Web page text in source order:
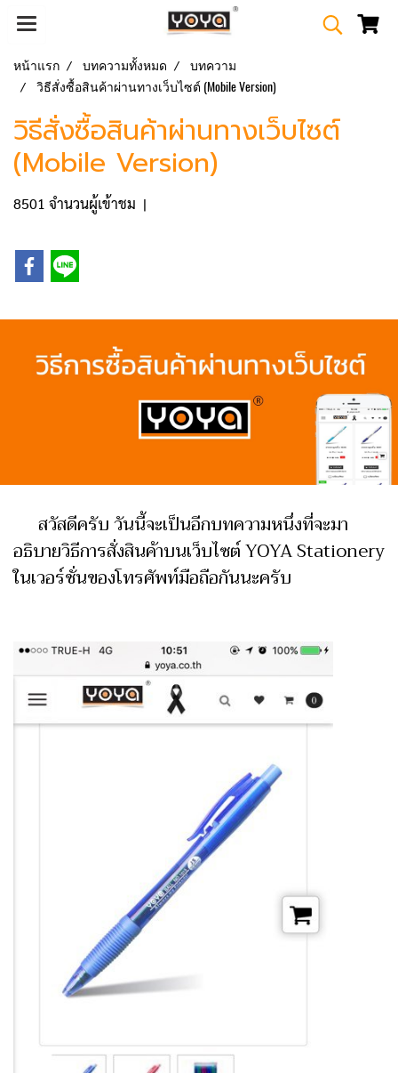
หน้าแรก บทความทั้งหมด
บทความ
วิธีสั่งซื้อสินค้าผ่านทางเว็บไซต์ (Mobile Version)
วิธีสั่งซื้อสินค้าผ่านทางเว็บไซต์
(Mobile Version)
8501 จำนวนผู้เข้าชม |
สวัสดีครับ วันนี้จะเป็นอีกบทความหนึ่งที่จะมา
อธิบายวิธีการสั่งสินค้าบนเว็บไซต์ YOYA Stationery
ในเวอร์ชั่นของโทรศัพท์มือถือกันนะครับ